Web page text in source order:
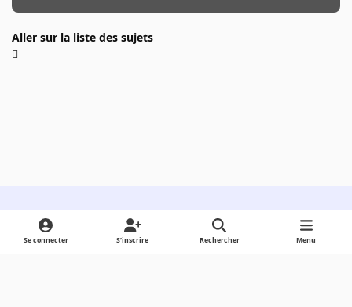
Aller sur la liste des sujets
Light ModeDark ModeSystem Preference
Se connecter S’inscrire Rechercher Menu